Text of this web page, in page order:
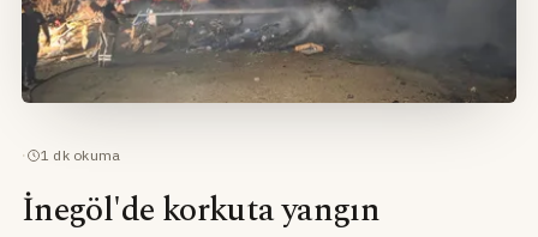
· 1 dk okuma
İnegöl'de korkuta yangın